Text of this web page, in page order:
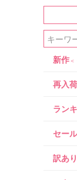
新作
再入荷
ラン
セー
訳あ